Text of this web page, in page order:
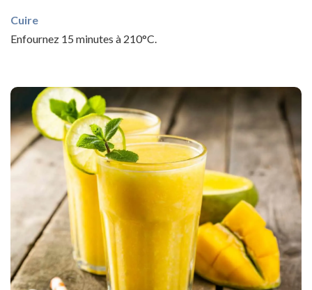
Cuire
Enfournez 15 minutes à 210°C.